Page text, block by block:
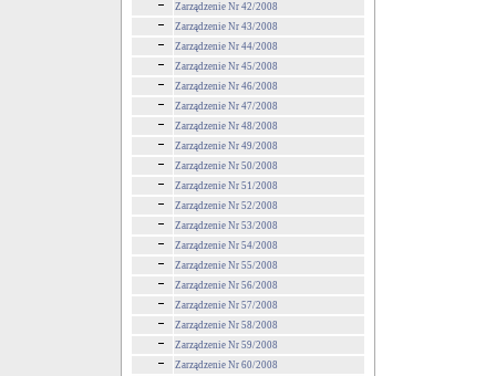
Zarządzenie Nr 42/2008
Zarządzenie Nr 43/2008
Zarządzenie Nr 44/2008
Zarządzenie Nr 45/2008
Zarządzenie Nr 46/2008
Zarządzenie Nr 47/2008
Zarządzenie Nr 48/2008
Zarządzenie Nr 49/2008
Zarządzenie Nr 50/2008
Zarządzenie Nr 51/2008
Zarządzenie Nr 52/2008
Zarządzenie Nr 53/2008
Zarządzenie Nr 54/2008
Zarządzenie Nr 55/2008
Zarządzenie Nr 56/2008
Zarządzenie Nr 57/2008
Zarządzenie Nr 58/2008
Zarządzenie Nr 59/2008
Zarządzenie Nr 60/2008